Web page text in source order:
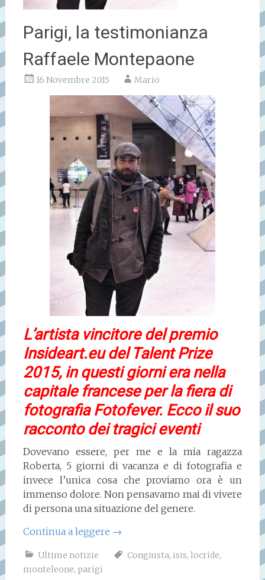
Parigi, la testimonianza
Raffaele Montepaone
16 Novembre 2015 Mario
L’artista vincitore del premio
Insideart.eu del Talent Prize
2015, in questi giorni era nella
capitale francese per la fiera di
fotografia Fotofever. Ecco il suo
racconto dei tragici eventi
Dovevano essere, per me e la mia ragazza
Roberta, 5 giorni di vacanza e di fotografia e
invece l’unica cosa che proviamo ora è un
immenso dolore. Non pensavamo mai di vivere
di persona una situazione del genere.
Continua a leggere →
Ultime notizie Congiusta, isis, locride,
monteleone, parigi